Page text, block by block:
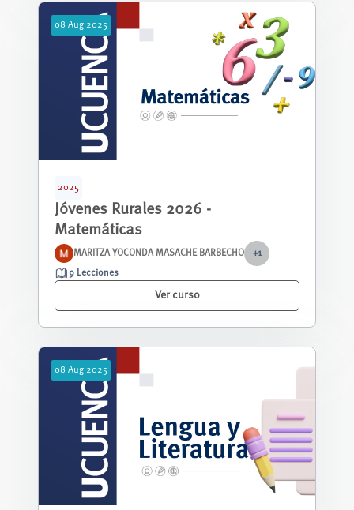
08 Aug 2025
2025
Jóvenes Rurales 2026 -
Matemáticas
MARITZA YOCONDA MASACHE BARBECHO +1
9 Lecciones
Ver curso
08 Aug 2025